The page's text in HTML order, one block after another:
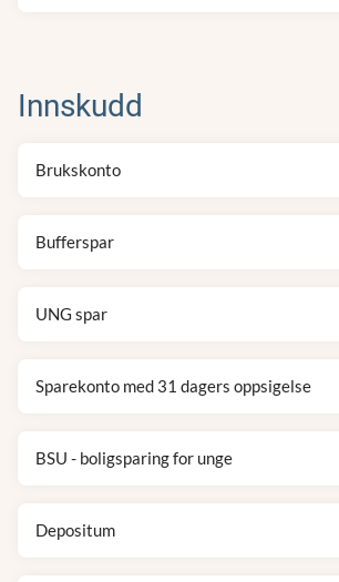
Innskudd
Brukskonto
Bufferspar
UNG spar
Sparekonto med 31 dagers oppsigelse
BSU - boligsparing for unge
Depositum